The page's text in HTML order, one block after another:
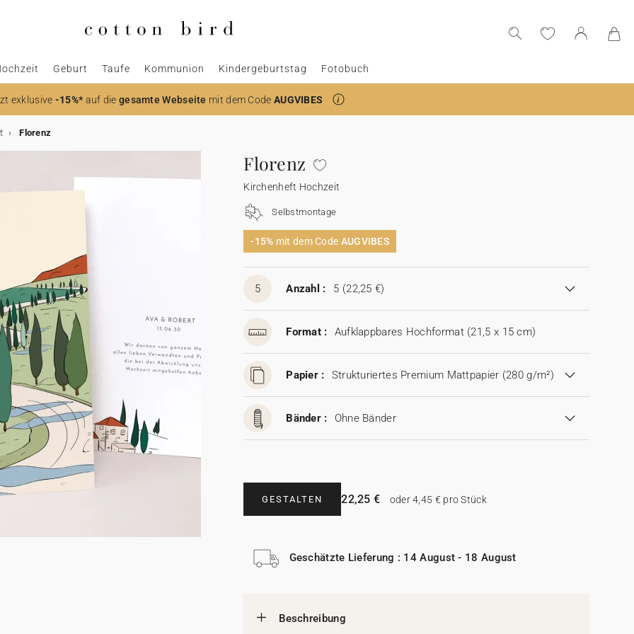
Geburt Taufe Kommunion Kindergeburtstag Fotobuch
exklusive -15%*auf die gesamte Webseite mit dem Code AUGVIBES
Florenz
Florenz
Kirchenheft Hochzeit
Selbstmontage
-15% mit dem Code AUGVIBES
5 Anzahl : 5 (22,25 €)
Format : Aufklappbares Hochformat (21,5 x 15 cm)
Papier : Strukturiertes Premium Mattpapier (280 g/m²)
Bänder : Ohne Bänder
GESTALTEN 22,25 € oder 4,45 € pro Stück
Geschätzte Lieferung : 14 August - 18 August
Beschreibung